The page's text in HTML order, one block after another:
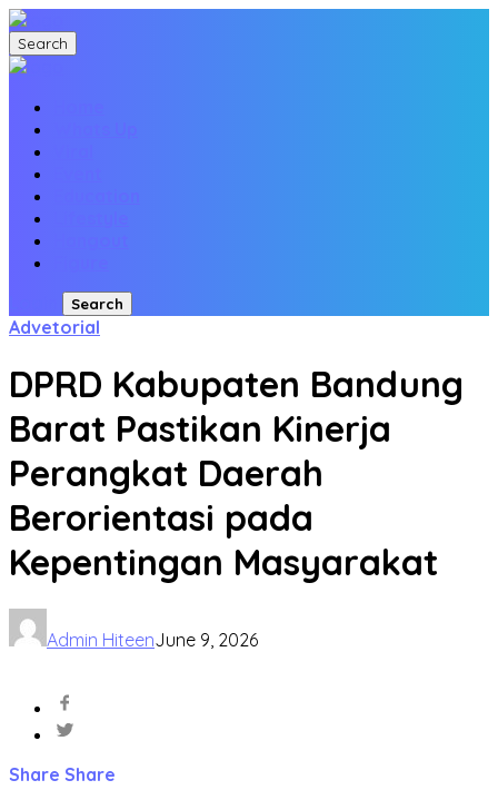
Search
Search
Advetorial
DPRD Kabupaten Bandung
Barat Pastikan Kinerja
Perangkat Daerah
Berorientasi pada
Kepentingan Masyarakat
Admin HiteenJune 9, 2026
Share Share